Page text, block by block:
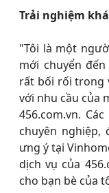
Trải nghiệm
"Tôi là một
mới chuyển đến
rất bối rối trong
với nhu cầu của
456.com.vn.
chuyên
ưng ý tại
dịch vụ của
cho bạn bè của